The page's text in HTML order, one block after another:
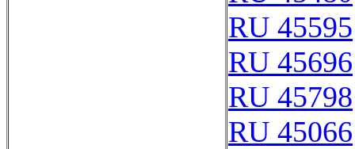
RU 45595
RU 45696
RU 45798
RU 45066